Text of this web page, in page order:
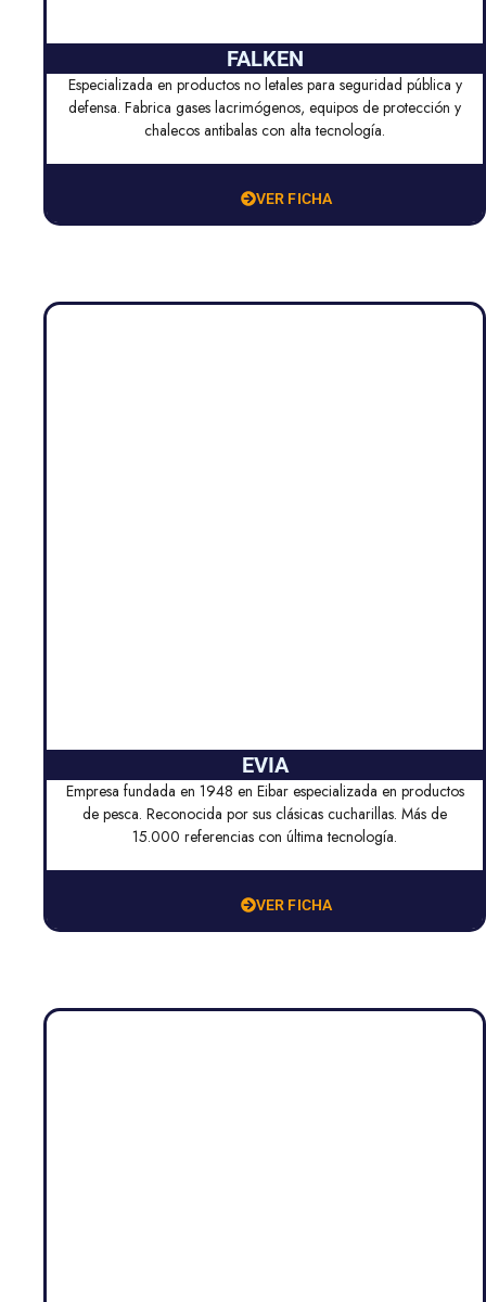
FALKEN
Especializada en productos no letales para seguridad pública y
defensa. Fabrica gases lacrimógenos, equipos de protección y
chalecos antibalas con alta tecnología.
VER FICHA
EVIA
Empresa fundada en 1948 en Eibar especializada en productos
de pesca. Reconocida por sus clásicas cucharillas. Más de
15.000 referencias con última tecnología.
VER FICHA